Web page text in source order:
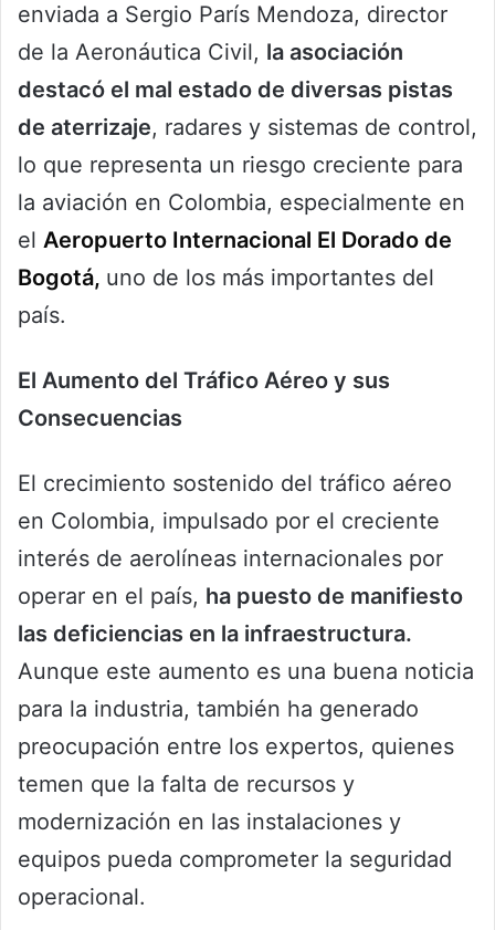
enviada a Sergio París Mendoza, director
de la Aeronáutica Civil, la asociación
destacó el mal estado de diversas pistas
de aterrizaje, radares y sistemas de control,
lo que representa un riesgo creciente para
la aviación en Colombia, especialmente en
el Aeropuerto Internacional El Dorado de
Bogotá, uno de los más importantes del
país.
El Aumento del Tráfico Aéreo y sus
Consecuencias
El crecimiento sostenido del tráfico aéreo
en Colombia, impulsado por el creciente
interés de aerolíneas internacionales por
operar en el país, ha puesto de manifiesto
las deficiencias en la infraestructura.
Aunque este aumento es una buena noticia
para la industria, también ha generado
preocupación entre los expertos, quienes
temen que la falta de recursos y
modernización en las instalaciones y
equipos pueda comprometer la seguridad
operacional.